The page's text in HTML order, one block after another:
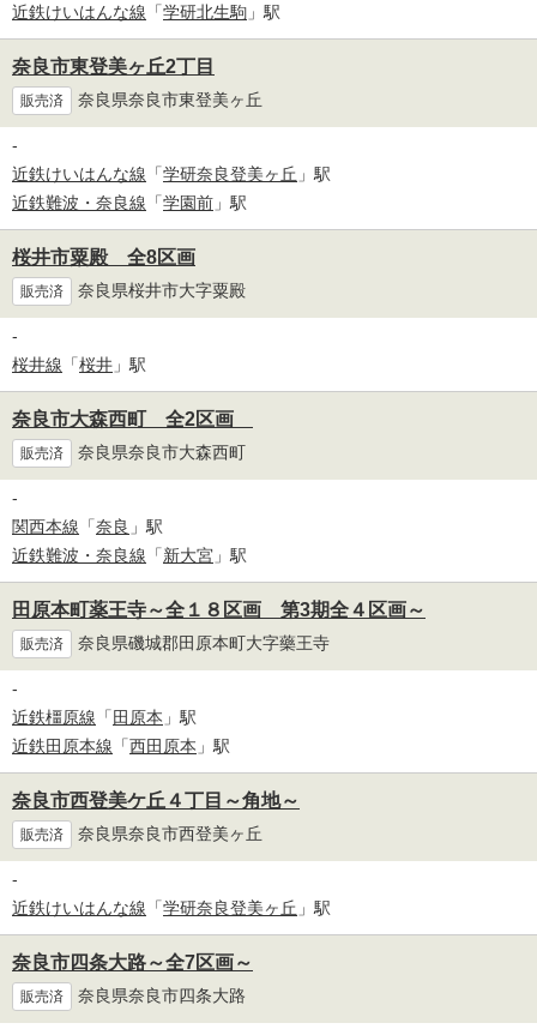
近鉄けいはんな線 「学研北生駒 」駅
奈良市東登美ヶ丘2丁目
販売済 奈良県奈良市東登美ヶ丘
-
近鉄けいはんな線 「学研奈良登美ヶ丘 」駅
近鉄難波・奈良線 「学園前 」駅
桜井市粟殿 全8区画
販売済 奈良県桜井市大字粟殿
-
桜井線 「桜井 」駅
奈良市大森西町 全2区画
販売済 奈良県奈良市大森西町
-
関西本線 「奈良 」駅
近鉄難波・奈良線 「新大宮 」駅
田原本町薬王寺～全１８区画 第3期全４区画～
販売済 奈良県磯城郡田原本町大字藥王寺
-
近鉄橿原線 「 田原本 」駅
近鉄田原本線 「西田原本 」駅
奈良市西登美ケ丘４丁目～角地～
販売済 奈良県奈良市西登美ヶ丘
-
近鉄けいはんな線 「学研奈良登美ヶ丘 」駅
奈良市四条大路～全7区画～
販売済 奈良県奈良市四条大路